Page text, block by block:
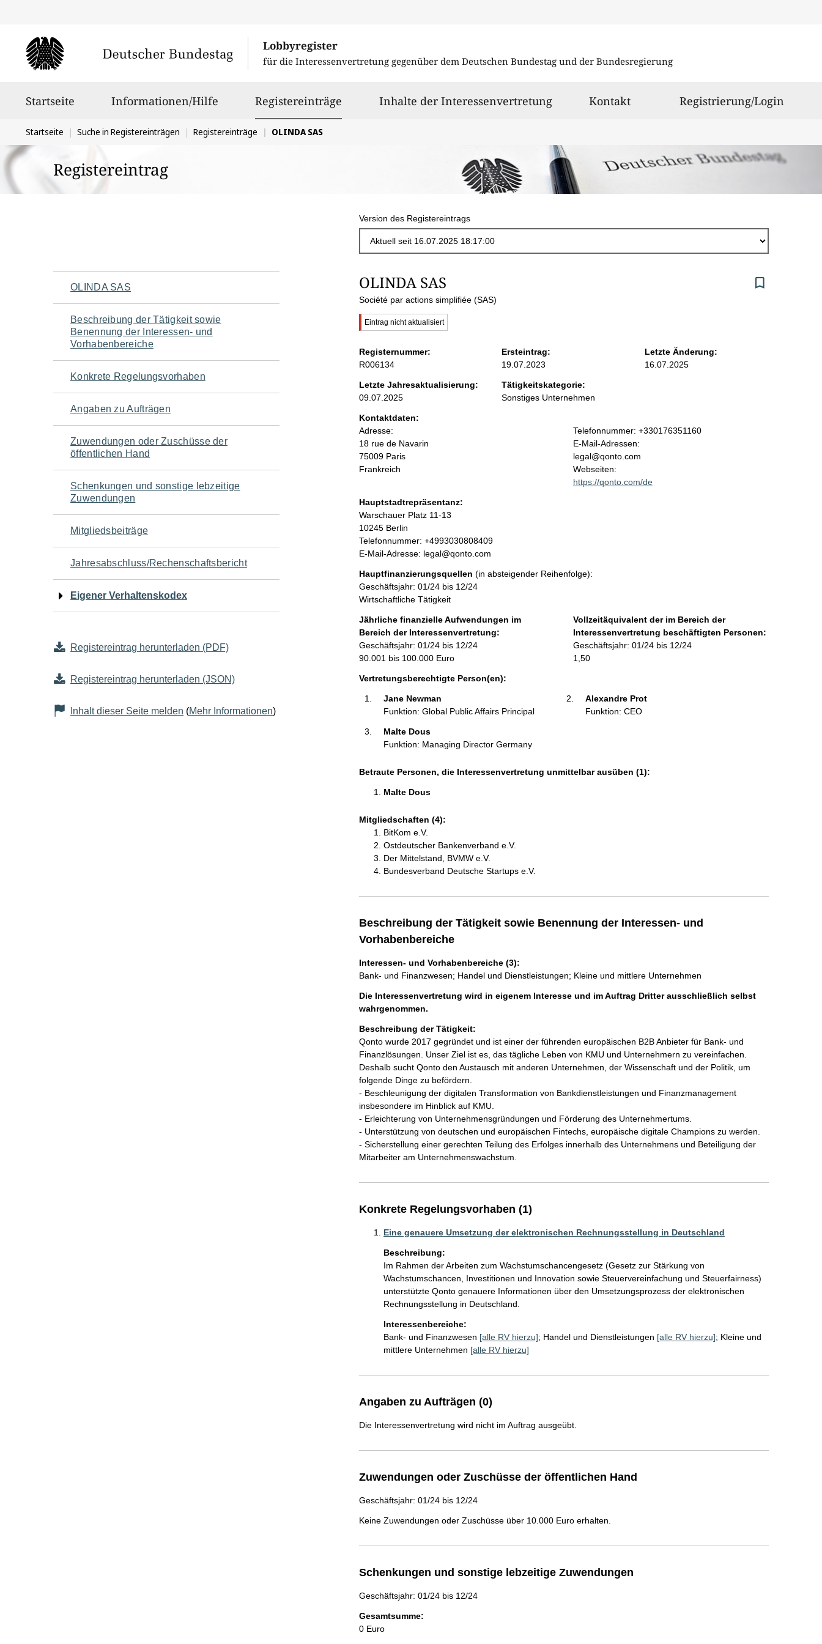
Lobbyregister
für die Interessenvertretung gegenüber dem Deutschen Bundestag und der Bundesregierung
Startseite Informationen/Hilfe Registereinträge ausgewähltInhalte der Interessenvertretung Kontakt Registrierung/Login
Sie
befinden
sich
hier:
Startseite Suche in Registereinträgen Registereinträge OLINDA SAS
Registereintrag
Version des Registereintrags
Navigation
für
den
Seiteninhalt
OLINDA SAS
Beschreibung der Tätigkeit sowie
Benennung der Interessen- und
Vorhabenbereiche
Konkrete Regelungsvorhaben
Angaben zu Aufträgen
Zuwendungen oder Zuschüsse der
öffentlichen Hand
Schenkungen und sonstige lebzeitige
Zuwendungen
Mitgliedsbeiträge
Jahresabschluss/Rechenschaftsbericht
Eigener Verhaltenskodex
Registereintrag herunterladen (PDF)
Registereintrag herunterladen (JSON)
Inhalt dieser Seite melden (Mehr Informationen)
S
e
i
t
e
n
i
n
h
a
l
t
OLINDA SAS
Société par actions simplifiée (SAS)
W
i
h
t
g
e
H
i
n
w
e
:
Eintrag nicht aktualisiert
Registernummer:
R006134
Ersteintrag:
19.07.2023
Letzte Änderung:
16.07.2025
Letzte Jahresaktualisierung:
09.07.2025
Tätigkeitskategorie:
Sonstiges Unternehmen
Kontaktdaten:
Adresse:
18 rue de Navarin
75009 Paris
Frankreich
K
o
n
t
a
r
i
o
n
e
Telefonnummer: +330176351160
E-Mail-Adressen:
legal@qonto.com
Webseiten:
https://qonto.com/de
Hauptstadtrepräsentanz:
A
d
r
e
s
e
Warschauer Platz 11-13
10245 Berlin
K
o
t
a
k
t
i
n
f
r
m
e
Telefonnummer: +4993030808409
E-Mail-Adresse: legal@qonto.com
Hauptfinanzierungsquellen (in absteigender Reihenfolge):
Geschäftsjahr: 01/24 bis 12/24
Wirtschaftliche Tätigkeit
Jährliche finanzielle Aufwendungen im
Bereich der Interessenvertretung:
Geschäftsjahr: 01/24 bis 12/24
90.001 bis 100.000 Euro
Vollzeitäquivalent der im Bereich der
Interessenvertretung beschäftigten Personen:
Geschäftsjahr: 01/24 bis 12/24
1,50
Vertretungsberechtigte Person(en):
Jane Newman
Funktion: Global Public Affairs Principal
Alexandre Prot
Funktion: CEO
Malte Dous
Funktion: Managing Director Germany
Betraute Personen, die Interessenvertretung unmittelbar ausüben (1):
Malte Dous
Mitgliedschaften (4):
BitKom e.V.
Ostdeutscher Bankenverband e.V.
Der Mittelstand, BVMW e.V.
Bundesverband Deutsche Startups e.V.
Beschreibung der Tätigkeit sowie Benennung der Interessen- und
Vorhabenbereiche
Interessen- und Vorhabenbereiche (3):
Bank- und Finanzwesen; Handel und Dienstleistungen; Kleine und mittlere Unternehmen
Die Interessenvertretung wird in eigenem Interesse und im Auftrag Dritter ausschließlich selbst
wahrgenommen.
Beschreibung der Tätigkeit:
Qonto wurde 2017 gegründet und ist einer der führenden europäischen B2B Anbieter für Bank- und
Finanzlösungen. Unser Ziel ist es, das tägliche Leben von KMU und Unternehmern zu vereinfachen.
Deshalb sucht Qonto den Austausch mit anderen Unternehmen, der Wissenschaft und der Politik, um
folgende Dinge zu befördern.
- Beschleunigung der digitalen Transformation von Bankdienstleistungen und Finanzmanagement
insbesondere im Hinblick auf KMU.
- Erleichterung von Unternehmensgründungen und Förderung des Unternehmertums.
- Unterstützung von deutschen und europäischen Fintechs, europäische digitale Champions zu werden.
- Sicherstellung einer gerechten Teilung des Erfolges innerhalb des Unternehmens und Beteiligung der
Mitarbeiter am Unternehmenswachstum.
Konkrete Regelungsvorhaben (1)
Eine genauere Umsetzung der elektronischen Rechnungsstellung in Deutschland
Beschreibung:
Im Rahmen der Arbeiten zum Wachstumschancengesetz (Gesetz zur Stärkung von
Wachstumschancen, Investitionen und Innovation sowie Steuervereinfachung und Steuerfairness)
unterstützte Qonto genauere Informationen über den Umsetzungsprozess der elektronischen
Rechnungsstellung in Deutschland.
Interessenbereiche:
Bank- und Finanzwesen [alle RV hierzu]; Handel und Dienstleistungen [alle RV hierzu]; Kleine und
mittlere Unternehmen [alle RV hierzu]
Angaben zu Aufträgen (0)
Die Interessenvertretung wird nicht im Auftrag ausgeübt.
Zuwendungen oder Zuschüsse der öffentlichen Hand
Geschäftsjahr: 01/24 bis 12/24
Keine Zuwendungen oder Zuschüsse über 10.000 Euro erhalten.
Schenkungen und sonstige lebzeitige Zuwendungen
Geschäftsjahr: 01/24 bis 12/24
Gesamtsumme:
0 Euro